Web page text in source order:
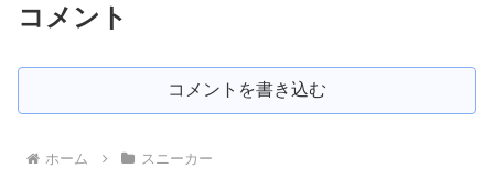
コメント
コメントを書き込む
ホーム スニーカー